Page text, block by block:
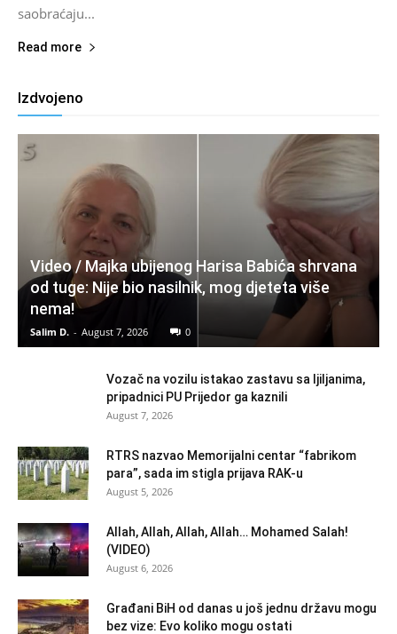
saobraćaju...
Read more
Izdvojeno
Video / Majka ubijenog Harisa Babića shrvana
od tuge: Nije bio nasilnik, mog djeteta više
nema!
Salim D. - August 7, 2026 0
Vozač na vozilu istakao zastavu sa ljiljanima,
pripadnici PU Prijedor ga kaznili
August 7, 2026
RTRS nazvao Memorijalni centar “fabrikom
para”, sada im stigla prijava RAK-u
August 5, 2026
Allah, Allah, Allah, Allah… Mohamed Salah!
(VIDEO)
August 6, 2026
Građani BiH od danas u još jednu državu mogu
bez vize: Evo koliko mogu ostati